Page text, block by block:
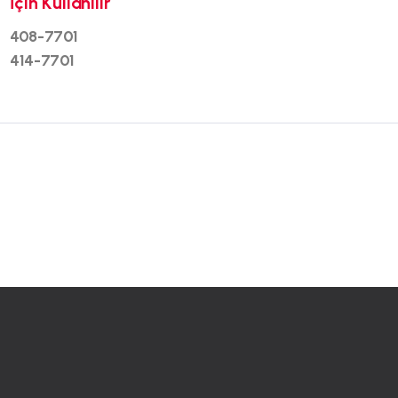
408-7701
414-7701